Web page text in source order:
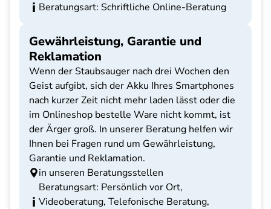
Beratungsart: Schriftliche Online-Beratung
Gewährleistung, Garantie und
Reklamation
Wenn der Staubsauger nach drei Wochen den
Geist aufgibt, sich der Akku Ihres Smartphones
nach kurzer Zeit nicht mehr laden lässt oder die
im Onlineshop bestelle Ware nicht kommt, ist
der Ärger groß. In unserer Beratung helfen wir
Ihnen bei Fragen rund um Gewährleistung,
Garantie und Reklamation.
in unseren Beratungsstellen
Beratungsart: Persönlich vor Ort,
Videoberatung, Telefonische Beratung,